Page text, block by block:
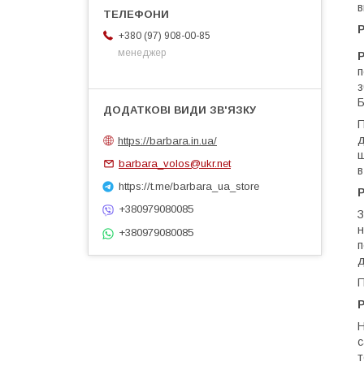
+380 (97) 908-00-85
менеджер
https://barbara.in.ua/
barbara_volos@ukr.net
https://t.me/barbara_ua_store
+380979080085
+380979080085